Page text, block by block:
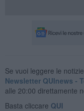
Se vuoi leggere le
Newsletter QUInews -
alle 20:00 direttamente
Basta cliccare QUI